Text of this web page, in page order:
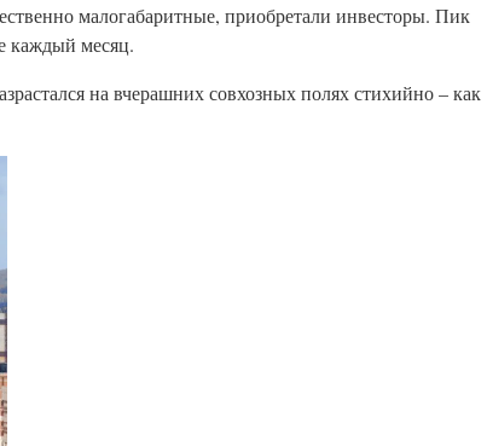
малогабаритные, приобретали инвесторы. Пик
каждый месяц.
на вчерашних совхозных полях стихийно – как